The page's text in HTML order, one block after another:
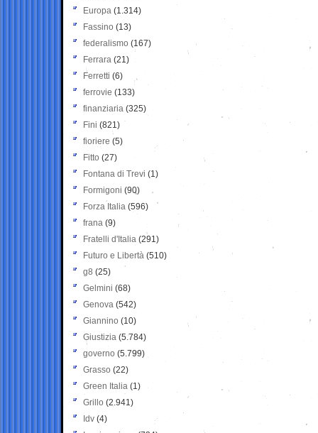
Europa (1.314)
Fassino (13)
federalismo (167)
Ferrara (21)
Ferretti (6)
ferrovie (133)
finanziaria (325)
Fini (821)
fioriere (5)
Fitto (27)
Fontana di Trevi (1)
Formigoni (90)
Forza Italia (596)
frana (9)
Fratelli d'Italia (291)
Futuro e Libertà (510)
g8 (25)
Gelmini (68)
Genova (542)
Giannino (10)
Giustizia (5.784)
governo (5.799)
Grasso (22)
Green Italia (1)
Grillo (2.941)
Idv (4)